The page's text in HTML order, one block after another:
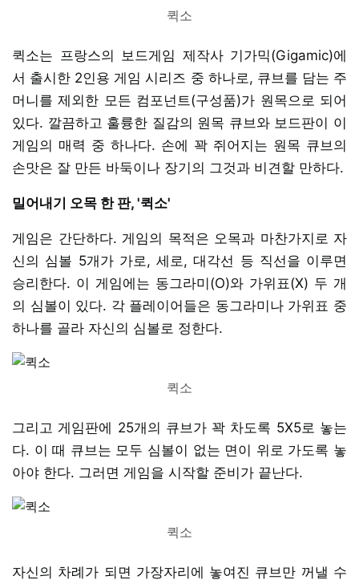
퀵소
퀵소는 프랑스의 보드게임 제작사 기가믹(Gigamic)에
서 출시한 2인용 게임 시리즈 중 하나로, 큐브를 담는 주
머니를 제외한 모든 컴포넌트(구성품)가 원목으로 되어
있다. 깔끔하고 훌륭한 질감의 원목 큐브와 보드판이 이
게임의 매력 중 하나다. 손에 꽉 쥐어지는 원목 큐브의
손맛은 잘 만든 바둑이나 장기의 그것과 비견할 만하다.
밀어내기 오목 한 판, '퀵소'
게임은 간단하다. 게임의 목적은 오목과 마찬가지로 자
신의 심볼 5개가 가로, 세로, 대각선 등 직선을 이루면
승리한다. 이 게임에는 동그라미(O)와 가위표(X) 두 개
의 심볼이 있다. 각 플레이어들은 동그라미나 가위표 중
하나를 골라 자신의 심볼로 정한다.
퀵소
그리고 게임판에 25개의 큐브가 꽉 차도록 5X5로 놓는
다. 이 때 큐브는 모두 심볼이 없는 면이 위로 가도록 놓
아야 한다. 그러면 게임을 시작할 준비가 끝난다.
퀵소
자신의 차례가 되면 가장자리에 놓여진 큐브만 꺼낼 수